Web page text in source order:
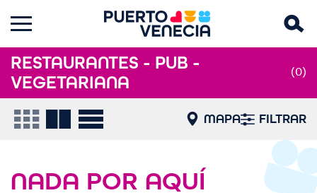
RESTAURANTES - PUB -
VEGETARIANA
(0)
MAPA FILTRAR
NADA POR AQUÍ